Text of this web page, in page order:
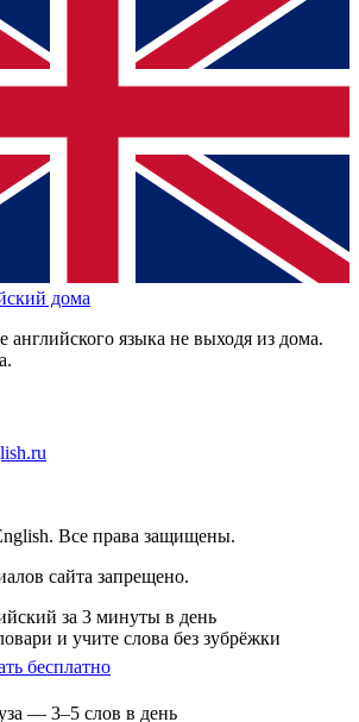
дома
английского языка не выходя из дома.
Все права защищены.
сайта запрещено.
за 3 минуты в день
и учите слова без зубрёжки
бесплатно
— 3–5 слов в день